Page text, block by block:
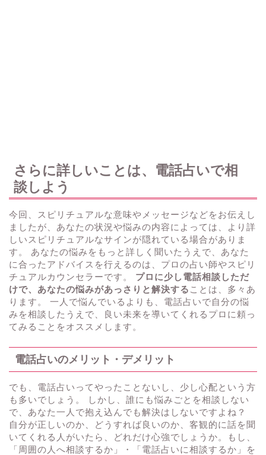
さらに詳しいことは、電話占いで相
談しよう
今回、スピリチュアルな意味やメッセージなどをお伝えし
ましたが、あなたの状況や悩みの内容によっては、より詳
しいスピリチュアルなサインが隠れている場合がありま
す。 あなたの悩みをもっと詳しく聞いたうえで、あなた
に合ったアドバイスを行えるのは、プロの占い師やスピリ
チュアルカウンセラーです。 プロに少し電話相談しただ
けで、あなたの悩みがあっさりと解決する ことは、多々あ
ります。 一人で悩んでいるよりも、電話占いで自分の悩
みを相談したうえで、良い未来を導いてくれるプロに頼っ
てみることをオススメします。
電話占いのメリット・デメリット
でも、電話占いってやったことないし、少し心配という方
も多いでしょう。 しかし、誰にも悩みごとを相談しない
で、あなた一人で抱え込んでも解決はしないですよね？
自分が正しいのか、どうすれば良いのか、客観的に話を聞
いてくれる人がいたら、どれだけ心強でしょうか。もし、
「周囲の人へ相談するか」・「電話占いに相談するか」を